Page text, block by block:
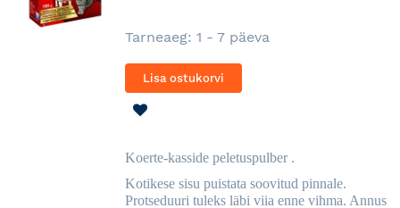
Tarneaeg: 1 - 7 päeva
Lisa ostukorvi
Koerte-kasside peletuspulber .
Kotikese sisu puistata soovitud pinnale.
Protseduuri tuleks läbi viia enne vihma. Annus